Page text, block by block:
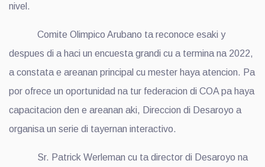
nivel.
Comite Olimpico Arubano ta reconoce esaki y
despues di a haci un encuesta grandi cu a termina na 2022,
a constata e areanan principal cu mester haya atencion. Pa
por ofrece un oportunidad na tur federacion di COA pa haya
capacitacion den e areanan aki, Direccion di Desaroyo a
organisa un serie di tayernan interactivo.
Sr. Patrick Werleman cu ta director di Desaroyo na